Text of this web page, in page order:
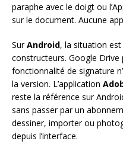
paraphe avec le doigt ou
sur le document. Aucune
SurAndroid, la situation
constructeurs. Google Drive
fonctionnalité de signature
la version. L’application
reste la référence sur
sans passer par un
dessiner, importer ou
depuis l’interface.